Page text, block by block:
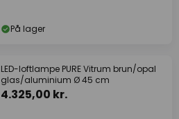
På lager
LED-loftlampe PURE Vitrum brun/opal
glas/aluminium Ø 45 cm
4.325,00 kr.